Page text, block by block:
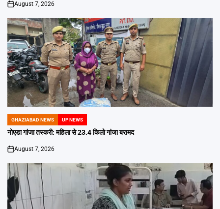
on
August 7, 2026
POSTED
IN
GHAZIABAD NEWS UP NEWS
नोएडा गांजा तस्करी: महिला से 23.4 किलो गांजा बरामद
on
August 7, 2026